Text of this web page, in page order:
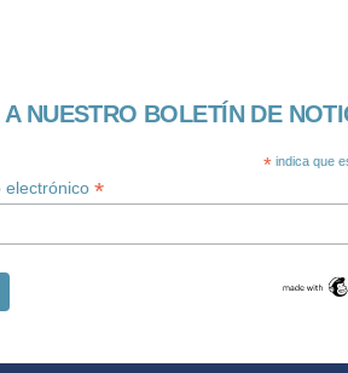
NUESTRO BOLETÍN DE
* indica que
electrónico*
Swedish